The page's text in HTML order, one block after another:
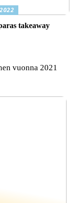
takeaway
vuonna 2021